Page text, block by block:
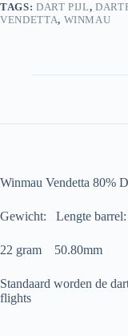
TAGS: DART PIJL,
VENDETTA, WINMAU
Winmau Vendetta 80%
Gewicht: Lengte
22 gram 50.80mm
Standaard worden de
flights